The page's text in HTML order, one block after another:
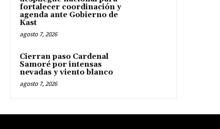
fortalecer coordinación y
agenda ante Gobierno de
Kast
agosto 7, 2026
Cierran paso Cardenal
Samoré por intensas
nevadas y viento blanco
agosto 7, 2026